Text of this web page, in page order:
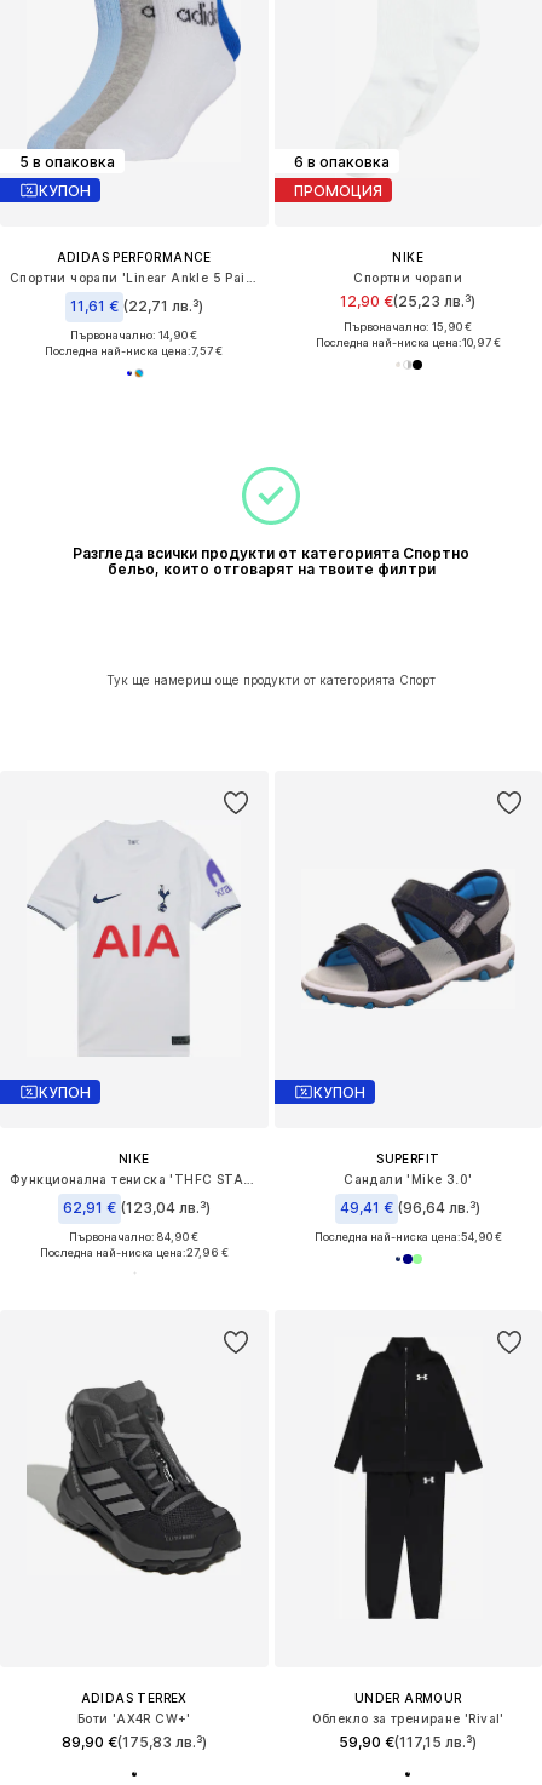
5 в опаковка
КУПОН
ADIDAS PERFORMANCE
11,61 € (22,71 лв.³)
Първоначално: 14,90 €
Последна най-ниска цена:7,57 €
6 в опаковка
ПРОМОЦИЯ
NIKE
Спортни чорапи
12,90 €(25,23 лв.³)
Първоначално: 15,90 €
Последна най-ниска цена:10,97 €
Разгледа всички продукти от категорията Спортно
бельо, които отговарят на твоите филтри
Тук ще намериш още продукти от категорията Спорт
КУПОН
NIKE
62,91 € (123,04 лв.³)
Първоначално: 84,90 €
Последна най-ниска цена:27,96 €
КУПОН
SUPERFIT
Сандали 'Mike 3.0'
49,41 € (96,64 лв.³)
Последна най-ниска цена:54,90 €
ADIDAS TERREX
Боти 'AX4R CW+'
89,90 €(175,83 лв.³)
UNDER ARMOUR
Облекло за трениране 'Rival'
59,90 €(117,15 лв.³)